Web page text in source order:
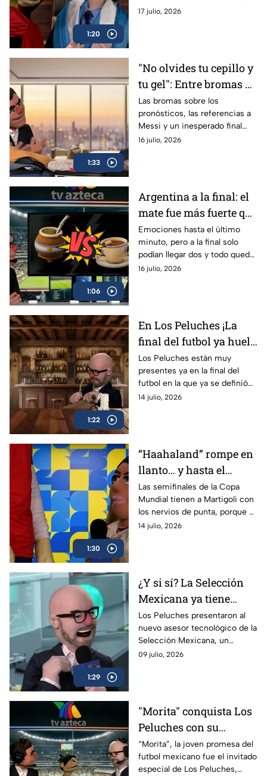
1:20
guerra de coronas, bromas
17 julio, 2026
1:33
"No olvides tu cepillo y
tu gel": Entre bromas y
pronósticos fallidos de
Los Peluches
Las bromas sobre los
pronósticos, las referencias a
Messi y un inesperado final
dieron de que hablar Los
16 julio, 2026
1:06
Argentina a la final: el
mate fue más fuerte que
el té inglés, según Los
Peluches
Emociones hasta el último
minuto, pero a la final solo
podían llegar dos y todo quedó
definido: Argentina se medirá
16 julio, 2026
1:22
En Los Peluches ¡La
final del futbol ya huele
a paella!
Los Peluches están muy
presentes ya en la final del
futbol en la que ya se definió
España como uno de los
14 julio, 2026
1:30
“Haahaland” rompe en
llanto… y hasta el
estudio de los Peluches
por culpa de Inglaterra
Las semifinales de la Copa
Mundial tienen a Martigoli con
los nervios de punta, porque al
quedar fuera Noruega, será un
14 julio, 2026
1:29
¿Y si sí? La Selección
Mexicana ya tiene
nuevo asesor
tecnológico en Los
Peluches
Los Peluches presentaron al
nuevo asesor tecnológico de la
Selección Mexicana, un
personaje que promete hacer
09 julio, 2026
"Morita" conquista Los
Peluches con su
inocencia
“Morita”, la joven promesa del
futbol mexicano fue el invitado
especial de Los Peluches,